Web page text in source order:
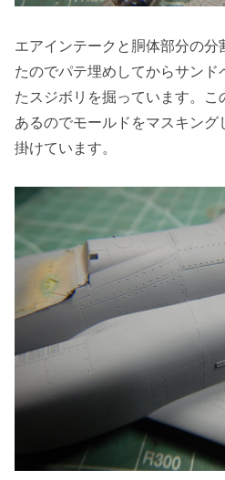
エアインテークと胴体部分の
たのでパテ埋めしてからサンド
たスジボリを掘っています。
あるのでモールドをマスキン
掛けています。